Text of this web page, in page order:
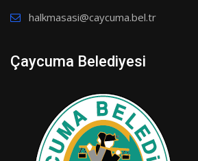
halkmasasi@caycuma.bel.tr
Çaycuma Belediyesi